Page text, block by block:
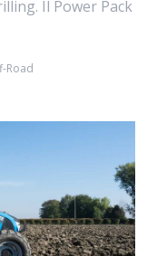
Il Power Pack
Road